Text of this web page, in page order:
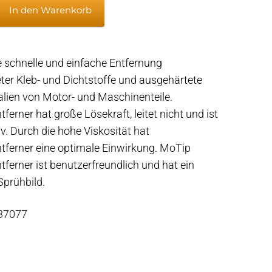
In den Warenkorb
schnelle und einfache Entfernung
Kleb- und Dichtstoffe und ausgehärtete
von Motor- und Maschinenteile.
hat große Lösekraft, leitet nicht und ist
Durch die hohe Viskosität hat
eine optimale Einwirkung. MoTip
ist benutzerfreundlich und hat ein